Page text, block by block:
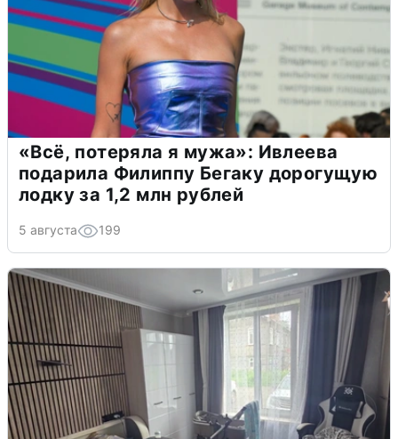
«Всё, потеряла я мужа»: Ивлеева
подарила Филиппу Бегаку дорогущую
лодку за 1,2 млн рублей
5 августа 199